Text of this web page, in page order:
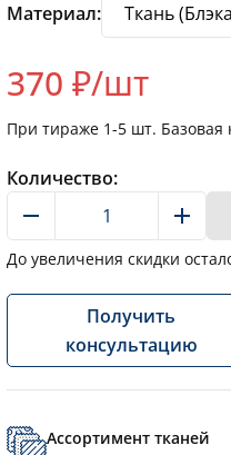
Материал:
370 ₽/шт
При тираже 1-5 шт. Базовая
Количество:
До увеличения скидки
Получить
консультацию
Ассортимент тканей